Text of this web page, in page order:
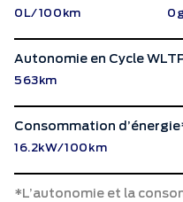
0L/100km
Autonomie en Cycle
563km
Consommation
16.2kW/100km
*L’autonomie et la